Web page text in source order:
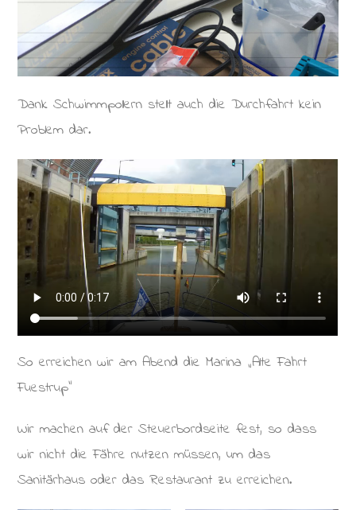
Dank Schwimmpollern stellt auch die Durchfahrt kein
Problem dar.
So erreichen wir am Abend die Marina „Alte Fahrt
Fuestrup“
Wir machen auf der Steuerbordseite fest, so dass
wir nicht die Fähre nutzen müssen, um das
Sanitärhaus oder das Restaurant zu erreichen.